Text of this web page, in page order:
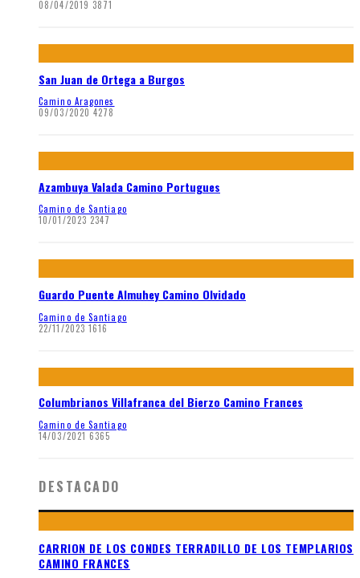
08/04/2019 3871
San Juan de Ortega a Burgos
Camino Aragones
09/03/2020 4278
Azambuya Valada Camino Portugues
Camino de Santiago
10/01/2023 2347
Guardo Puente Almuhey Camino Olvidado
Camino de Santiago
22/11/2023 1616
Columbrianos Villafranca del Bierzo Camino Frances
Camino de Santiago
14/03/2021 6365
DESTACADO
CARRION DE LOS CONDES TERRADILLO DE LOS TEMPLARIOS
CAMINO FRANCES